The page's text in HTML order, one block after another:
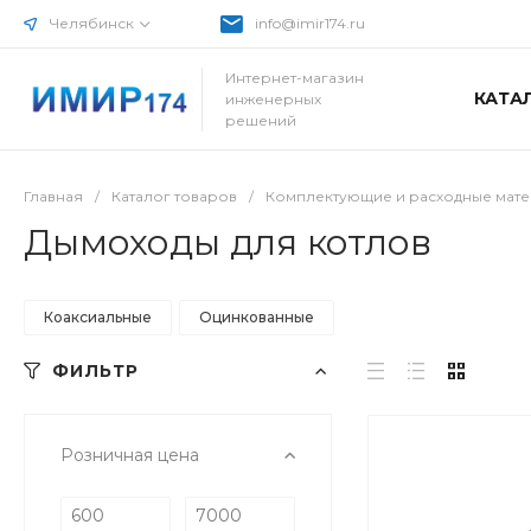
Челябинск info@imir174.ru
Интернет-магазин
инженерных
решений
Главная / Каталог товаров / Комплектующие и расходные
Дымоходы для котлов
Коаксиальные Оцинкованные
ФИЛЬТР
Розничная цена